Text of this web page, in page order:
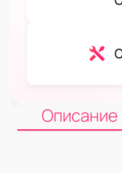
Описание